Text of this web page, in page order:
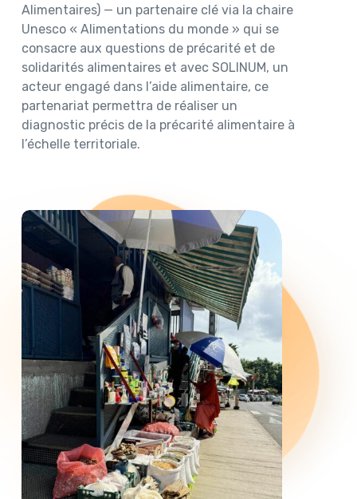
Alimentaires) — un partenaire clé via la chaire
Unesco « Alimentations du monde » qui se
consacre aux questions de précarité et de
solidarités alimentaires et avec SOLINUM, un
acteur engagé dans l’aide alimentaire, ce
partenariat permettra de réaliser un
diagnostic précis de la précarité alimentaire à
l’échelle territoriale.